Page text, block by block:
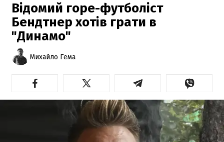
Відомий горе-футболіст
Бендтнер хотів грати в
"Динамо"
Михайло Гема